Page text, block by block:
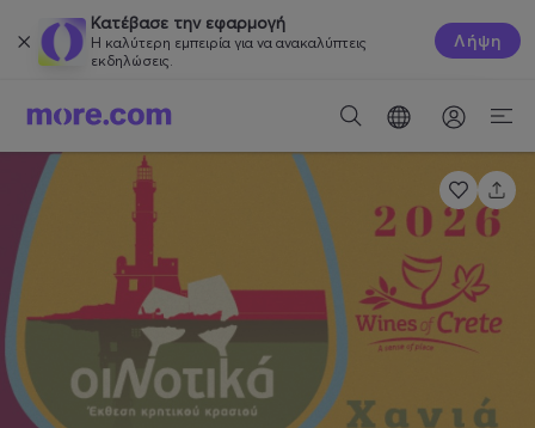
Κατέβασε την εφαρμογή
Η καλύτερη εμπειρία για να ανακαλύπτεις
εκδηλώσεις.
Λήψη